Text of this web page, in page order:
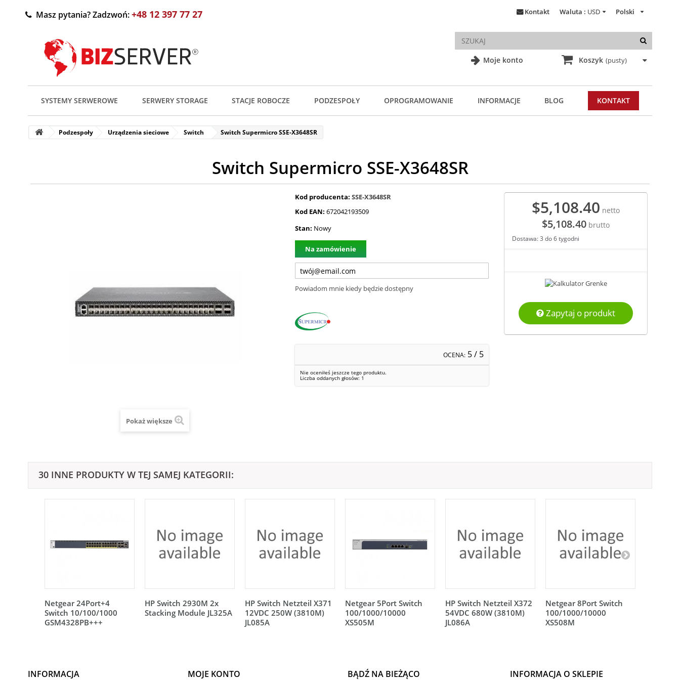
Moje konto
Polski
Waluta : USD
Kontakt
Masz pytania? Zadzwoń:+48 12 397 77 27
Koszyk (pusty)
SYSTEMY SERWEROWE SERWERY STORAGE STACJE ROBOCZE PODZESPOŁY OPROGRAMOWANIE INFORMACJE BLOG KONTAKT
Podzespoły Urządzenia sieciowe Switch Switch Supermicro SSE-X3648SR
Switch Supermicro SSE-X3648SR
Pokaż większe
Kod producenta: SSE-X3648SR
Kod EAN: 672042193509
Stan: Nowy
Na zamówienie
Powiadom mnie kiedy będzie dostępny
OCENA: 5/ 5
Nie oceniłeś jeszcze tego produktu.
Liczba oddanych głosów: 1
$5,108.40 netto
$5,108.40 brutto
Dostawa: 3 do 6 tygodni
Zapytaj o produkt
30 INNE PRODUKTY W TEJ SAMEJ KATEGORII:
Netgear 24Port+4
Switch 10/100/1000
GSM4328PB+++
HP Switch 2930M 2x
Stacking Module JL325A
HP Switch Netzteil X371
12VDC 250W (3810M)
JL085A
Netgear 5Port Switch
100/1000/10000
XS505M
HP Switch Netzteil X372
54VDC 680W (3810M)
JL086A
Netgear 8Port Switch
100/1000/10000
XS508M
INFORMACJA MOJE KONTO BĄDŹ NA BIEŻĄCO INFORMACJA O SKLEPIE